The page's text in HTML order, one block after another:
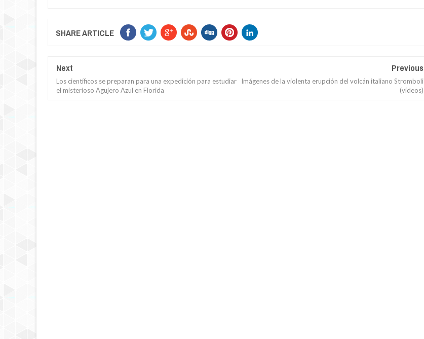
SHARE ARTICLE
Next
Los científicos se preparan para una expedición para estudiar
el misterioso Agujero Azul en Florida
Previous
Imágenes de la violenta erupción del volcán italiano Stromboli
(vídeos)